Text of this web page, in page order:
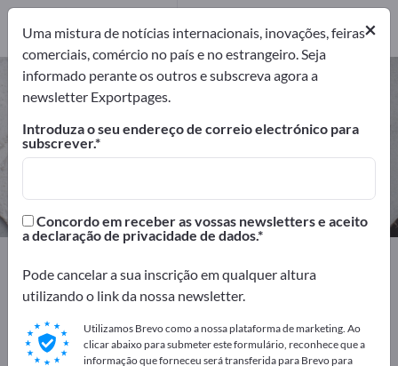
Minérios de metal não ferrosos –
encontre fabricantes e
fornecedores
3 3
Fabricantes3
Minérios & Minerais
Minérios de metal não ferrosos
Anuncie gratuitamente na
Exportpages!
×
Uma mistura de notícias internacionais, inovações, feiras
comerciais, comércio no país e no estrangeiro. Seja
informado perante os outros e subscreva agora a
newsletter Exportpages.
Introduza o seu endereço de correio electrónico para
subscrever.
Concordo em receber as vossas newsletters e aceito
a declaração de privacidade de dados.
Pode cancelar a sua inscrição em qualquer altura
utilizando o link da nossa newsletter.
Utilizamos Brevo como a nossa plataforma de marketing. Ao
clicar abaixo para submeter este formulário, reconhece que a
informação que forneceu será transferida para Brevo para